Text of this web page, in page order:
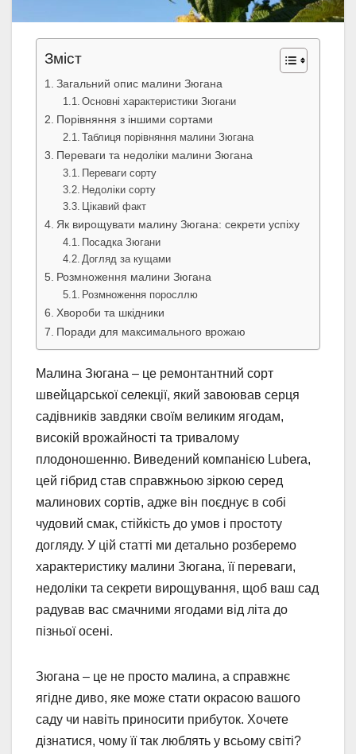
Зміст
Загальний опис малини Зюгана
Основні характеристики Зюгани
Порівняння з іншими сортами
Таблиця порівняння малини Зюгана
Переваги та недоліки малини Зюгана
Переваги сорту
Недоліки сорту
Цікавий факт
Як вирощувати малину Зюгана: секрети успіху
Посадка Зюгани
Догляд за кущами
Розмноження малини Зюгана
Розмноження поросллю
Хвороби та шкідники
Поради для максимального врожаю
Малина Зюгана – це ремонтантний сорт
швейцарської селекції, який завоював серця
садівників завдяки своїм великим ягодам,
високій врожайності та тривалому
плодоношенню. Виведений компанією Lubera,
цей гібрид став справжньою зіркою серед
малинових сортів, адже він поєднує в собі
чудовий смак, стійкість до умов і простоту
догляду. У цій статті ми детально розберемо
характеристику малини Зюгана, її переваги,
недоліки та секрети вирощування, щоб ваш сад
радував вас смачними ягодами від літа до
пізньої осені.
Зюгана – це не просто малина, а справжнє
ягідне диво, яке може стати окрасою вашого
саду чи навіть приносити прибуток. Хочете
дізнатися, чому її так люблять у всьому світі?